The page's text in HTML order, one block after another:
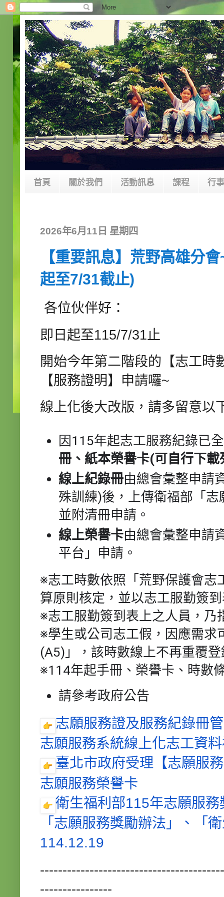
首頁 關於我們 活動訊息 課程 行
2026年6月11日 星期四
【重要訊息】荒野高雄分
起至7/31截止)
各位伙伴好：
即日起至115/7/31止
開始今年第二階段的【志工時
【服務證明】申請囉~
線上化後大改版，請多留意以
因115年起志工服務紀錄已
冊、紙本榮譽卡(可自行下載
線上紀錄冊由總會彙整申請
殊訓練)後，上傳衛福部「
並附清冊申請。
線上榮譽卡由總會彙整申請
平台」申請。
※志工時數依照「荒野保護會志
算原則核定，並以志工服勤簽
※志工服勤簽到表上之人員，乃
※學生或公司志工假，因應需求
(A5)」，該時數線上不再重覆登
※114年起手冊、榮譽卡、時數
請參考政府公告
志願服務證及服務紀錄冊
志願服務系統線上化志工資
臺北市政府受理【志願服
志願服務榮譽卡
衛生福利部115年志願服
「志願服務獎勵辦法」、「
114.12.19
----------------